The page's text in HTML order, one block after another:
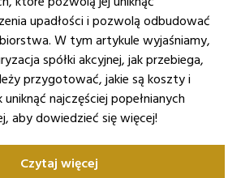
upadłości i pozwolą odbudować
W tym artykule wyjaśniamy,
spółki akcyjnej, jak przebiega,
przygotować, jakie są koszty i
najczęściej popełnianych
aby dowiedzieć się więcej!
Czytaj więcej